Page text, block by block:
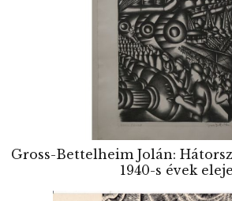
Gross-Bettelheim Jolán:
1940-s évek eleje